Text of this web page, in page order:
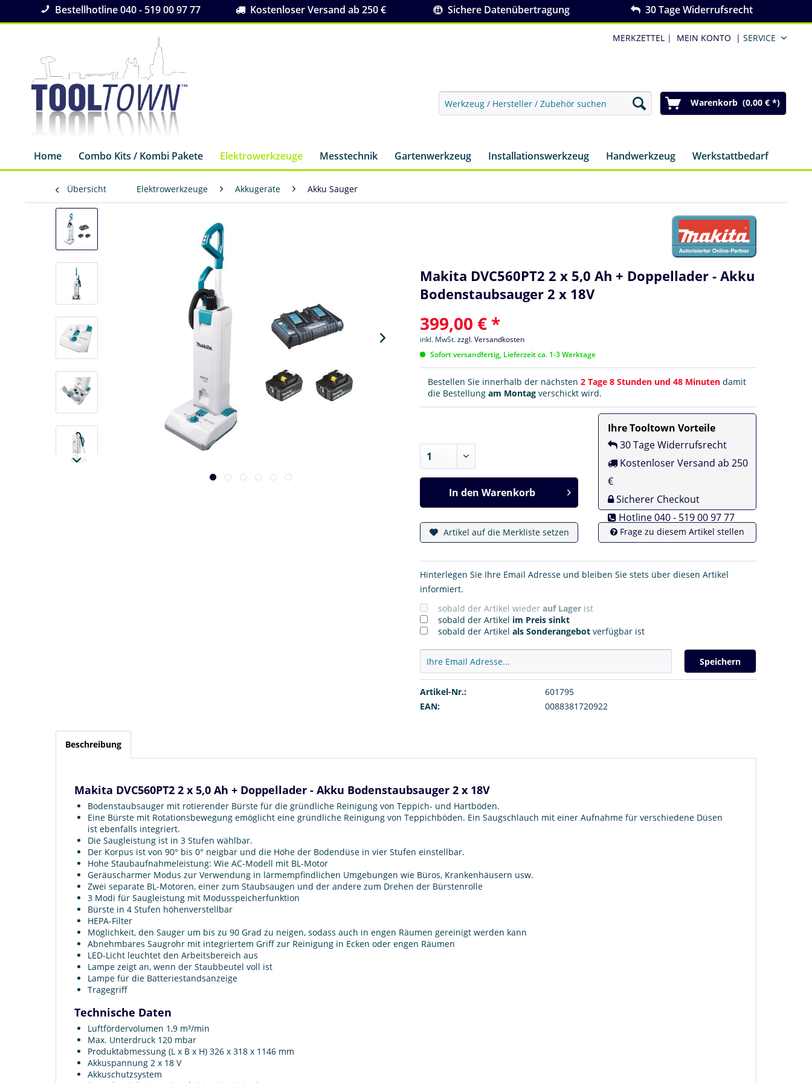
Bestellhotline 040 - 519 00 97 77 Kostenloser Versand ab 250 € Sichere Datenübertragung 30 Tage Widerrufsrecht
MERKZETTEL | MEIN KONTO | SERVICE
Warenkorb (0,00 € *)
Home Combo Kits / Kombi Pakete Elektrowerkzeuge Messtechnik Gartenwerkzeug Installationswerkzeug Handwerkzeug Werkstattbedarf
Übersicht Elektrowerkzeuge Akkugeräte Akku Sauger
Makita DVC560PT2 2 x 5,0 Ah + Doppellader - Akku
Bodenstaubsauger 2 x 18V
399,00 € *
inkl. MwSt.zzgl. Versandkosten
Sofort versandfertig, Lieferzeit ca. 1-3 Werktage
Bestellen Sie innerhalb der nächsten2 Tage 8 Stunden und 48 Minutendamit
die Bestellungam Montag verschickt wird.
In den Warenkorb
Ihre Tooltown Vorteile
30 Tage Widerrufsrecht
Kostenloser Versand ab 250
€
Sicherer Checkout
Hotline 040 - 519 00 97 77
Artikel auf die Merkliste setzen Frage zu diesem Artikel stellen
Hinterlegen Sie Ihre Email Adresse und bleiben Sie stets über diesen Artikel
informiert.
sobald der Artikel wiederauf Lager ist
sobald der Artikel im Preis sinkt
sobald der Artikelals Sonderangebot verfügbar ist
Speichern
Artikel-Nr.:
601795
EAN:
0088381720922
Beschreibung
Makita DVC560PT2 2 x 5,0 Ah + Doppellader - Akku Bodenstaubsauger 2 x 18V
Bodenstaubsauger mit rotierender Bürste für die gründliche Reinigung von Teppich- und Hartböden.
Eine Bürste mit Rotationsbewegung emöglicht eine gründliche Reinigung von Teppichböden. Ein Saugschlauch mit einer Aufnahme für verschiedene Düsen
ist ebenfalls integriert.
Die Saugleistung ist in 3 Stufen wählbar.
Der Korpus ist von 90° bis 0° neigbar und die Höhe der Bodendüse in vier Stufen einstellbar.
Hohe Staubaufnahmeleistung: Wie AC-Modell mit BL-Motor
Geräuscharmer Modus zur Verwendung in lärmempfindlichen Umgebungen wie Büros, Krankenhäusern usw.
Zwei separate BL-Motoren, einer zum Staubsaugen und der andere zum Drehen der Bürstenrolle
3 Modi für Saugleistung mit Modusspeicherfunktion
Bürste in 4 Stufen höhenverstellbar
HEPA-Filter
Möglichkeit, den Sauger um bis zu 90 Grad zu neigen, sodass auch in engen Räumen gereinigt werden kann
Abnehmbares Saugrohr mit integriertem Griff zur Reinigung in Ecken oder engen Räumen
LED-Licht leuchtet den Arbeitsbereich aus
Lampe zeigt an, wenn der Staubbeutel voll ist
Lampe für die Batteriestandsanzeige
Tragegriff
Technische Daten
Luftfördervolumen 1,9 m³/min
Max. Unterdruck 120 mbar
Produktabmessung (L x B x H) 326 x 318 x 1146 mm
Akkuspannung 2 x 18 V
Akkuschutzsystem